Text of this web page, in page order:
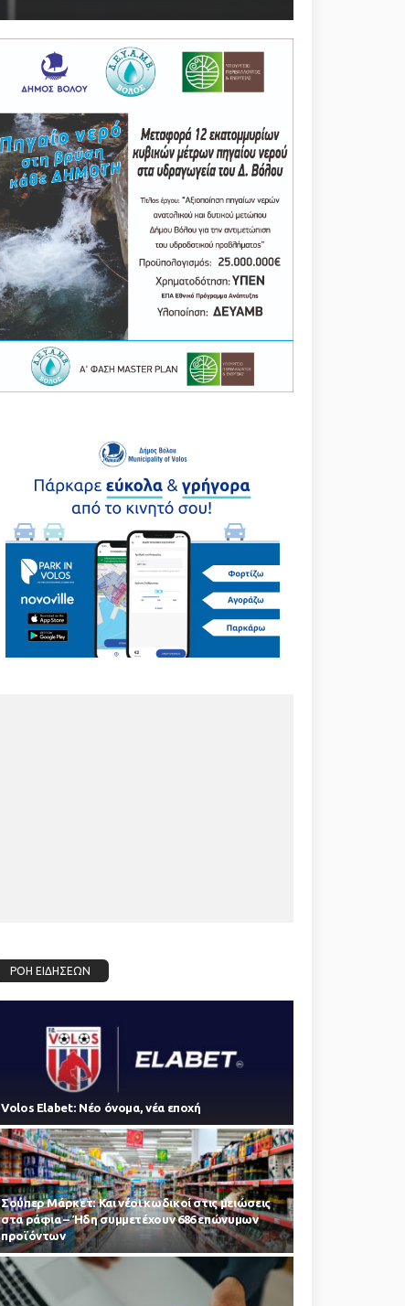
ΡΟΗ ΕΙΔΗΣΕΩΝ
Volos Elabet: Νέο όνομα, νέα εποχή
Σούπερ Μάρκετ: Και νέοι κωδικοί στις μειώσεις
στα ράφια – Ήδη συμμετέχουν 686 επώνυμων
προϊόντων